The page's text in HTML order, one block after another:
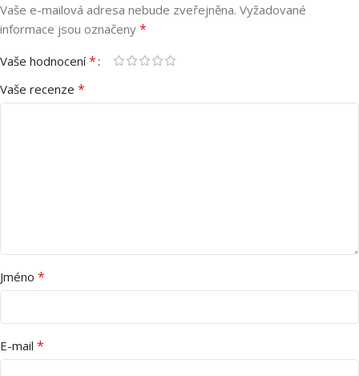
Vaše e-mailová adresa nebude zveřejněna. Vyžadované
informace jsou označeny *
Vaše hodnocení*
Vaše recenze *
Jméno *
E-mail *